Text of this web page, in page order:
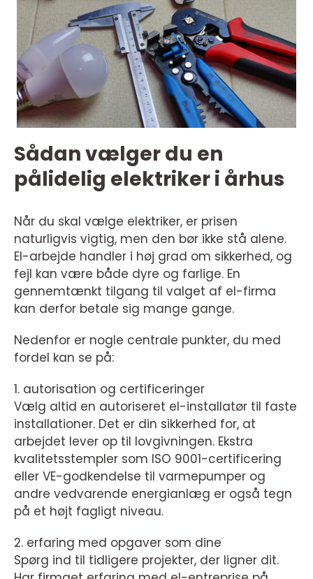
Sådan vælger du en
pålidelig elektriker i århus
Når du skal vælge elektriker, er prisen
naturligvis vigtig, men den bør ikke stå alene.
El-arbejde handler i høj grad om sikkerhed, og
fejl kan være både dyre og farlige. En
gennemtænkt tilgang til valget af el-firma
kan derfor betale sig mange gange.
Nedenfor er nogle centrale punkter, du med
fordel kan se på:
1. autorisation og certificeringer
Vælg altid en autoriseret el-installatør til faste
installationer. Det er din sikkerhed for, at
arbejdet lever op til lovgivningen. Ekstra
kvalitetsstempler som ISO 9001-certificering
eller VE-godkendelse til varmepumper og
andre vedvarende energianlæg er også tegn
på et højt fagligt niveau.
2. erfaring med opgaver som dine
Spørg ind til tidligere projekter, der ligner dit.